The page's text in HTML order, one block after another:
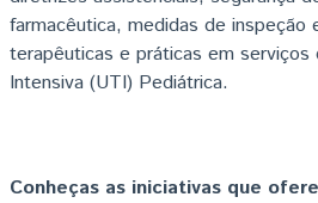
farmacêutica, medidas de inspeção
terapêuticas e práticas em serviços
Intensiva (UTI) Pediátrica.
Conheças as iniciativas que